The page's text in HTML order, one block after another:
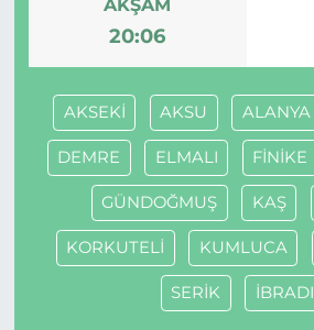
AKŞAM
20:06
AKSEKİ AKSU ALANYA
DEMRE ELMALI FİNİKE
GÜNDOĞMUŞ KAŞ
KORKUTELİ KUMLUCA
SERİK İBRADI